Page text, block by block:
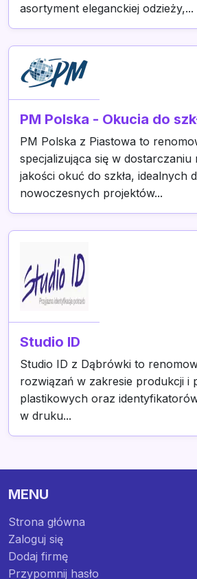
asortyment eleganckiej odzieży,...
PM Polska - Okucia do
PM Polska z Piastowa to
specjalizująca się w dostarczaniu
jakości okuć do szkła, idealnych
nowoczesnych projektów...
Studio ID
Studio ID z Dąbrówki to
rozwiązań w zakresie produkcji i
plastikowych oraz
w druku...
MENU
Strona główna
Zaloguj się
Dodaj firmę
Przypomnij hasło